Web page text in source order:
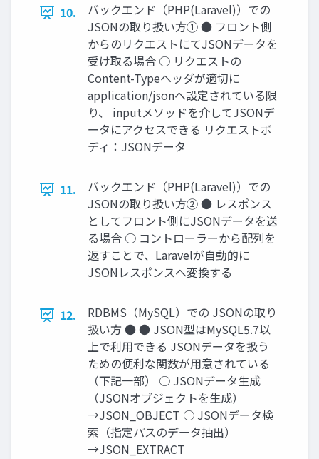
10.
バックエンド（PHP(Laravel)）での
JSONの取り扱い方① ● フロント側
からのリクエストにてJSONデータを
受け取る場合 ○ リクエストの
Content-Typeヘッダが適切に
application/jsonへ設定されている限
り、 inputメソッドを介してJSONデ
ータにアクセスできる リクエストボ
ディ：JSONデータ
11.
バックエンド（PHP(Laravel)）での
JSONの取り扱い方② ● レスポンス
としてフロント側にJSONデータを送
る場合 ○ コントローラーから配列を
返すことで、Laravelが自動的に
JSONレスポンスへ変換する
12.
RDBMS（MySQL）での JSONの取り
扱い方 ● ● JSON型はMySQL5.7以
上で利用できる JSONデータを扱う
ための便利な関数が用意されている
（下記一部） ○ JSONデータ生成
（JSONオブジェクトを生成）
→JSON_OBJECT ○ JSONデータ検
索（指定パスのデータ抽出）
→JSON_EXTRACT